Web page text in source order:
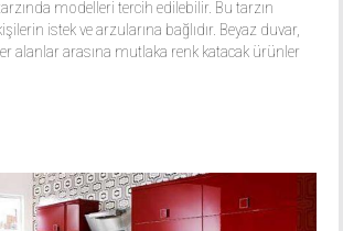
modelleri tercih edilebilir. Bu tarzın
istek ve arzularına bağlıdır. Beyaz duvar,
alanlar arasına mutlaka renk katacak ürünler